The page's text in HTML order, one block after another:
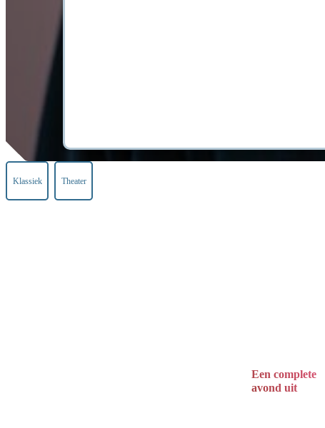
Klassiek Theater
Een complete
avond uit